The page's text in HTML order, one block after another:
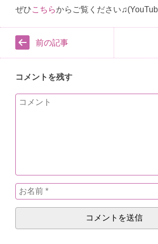
ぜひこちらからご覧ください
前の記事
コメントを残す